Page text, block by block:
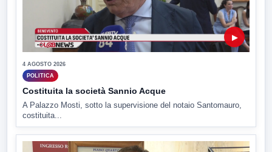
▶
4 AGOSTO 2026
POLITICA
Costituita la società Sannio Acque
A Palazzo Mosti, sotto la supervisione del notaio Santomauro,
costituita...